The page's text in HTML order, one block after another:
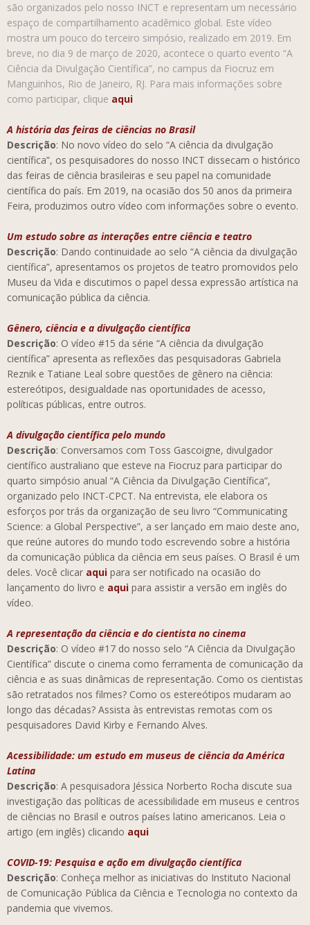
são organizados pelo nosso INCT e representam um necessário
espaço de compartilhamento acadêmico global. Este vídeo
mostra um pouco do terceiro simpósio, realizado em 2019. Em
breve, no dia 9 de março de 2020, acontece o quarto evento “A
Ciência da Divulgação Científica”, no campus da Fiocruz em
Manguinhos, Rio de Janeiro, RJ. Para mais informações sobre
como participar, clique aqui
A história das feiras de ciências no Brasil
Descrição: No novo vídeo do selo “A ciência da divulgação
científica”, os pesquisadores do nosso INCT dissecam o histórico
das feiras de ciência brasileiras e seu papel na comunidade
científica do país. Em 2019, na ocasião dos 50 anos da primeira
Feira, produzimos outro vídeo com informações sobre o evento.
Um estudo sobre as interações entre ciência e teatro
Descrição: Dando continuidade ao selo “A ciência da divulgação
científica”, apresentamos os projetos de teatro promovidos pelo
Museu da Vida e discutimos o papel dessa expressão artística na
comunicação pública da ciência.
Gênero, ciência e a divulgação científica
Descrição: O vídeo #15 da série “A ciência da divulgação
científica” apresenta as reflexões das pesquisadoras Gabriela
Reznik e Tatiane Leal sobre questões de gênero na ciência:
estereótipos, desigualdade nas oportunidades de acesso,
políticas públicas, entre outros.
A divulgação científica pelo mundo
Descrição: Conversamos com Toss Gascoigne, divulgador
científico australiano que esteve na Fiocruz para participar do
quarto simpósio anual “A Ciência da Divulgação Científica”,
organizado pelo INCT-CPCT. Na entrevista, ele elabora os
esforços por trás da organização de seu livro “Communicating
Science: a Global Perspective”, a ser lançado em maio deste ano,
que reúne autores do mundo todo escrevendo sobre a história
da comunicação pública da ciência em seus países. O Brasil é um
deles. Você clicar aqui para ser notificado na ocasião do
lançamento do livro e aqui para assistir a versão em inglês do
vídeo.
A representação da ciência e do cientista no cinema
Descrição: O vídeo #17 do nosso selo “A Ciência da Divulgação
Científica” discute o cinema como ferramenta de comunicação da
ciência e as suas dinâmicas de representação. Como os cientistas
são retratados nos filmes? Como os estereótipos mudaram ao
longo das décadas? Assista às entrevistas remotas com os
pesquisadores David Kirby e Fernando Alves.
Acessibilidade: um estudo em museus de ciência da América
Latina
Descrição: A pesquisadora Jéssica Norberto Rocha discute sua
investigação das políticas de acessibilidade em museus e centros
de ciências no Brasil e outros países latino americanos. Leia o
artigo (em inglês) clicando aqui
COVID-19: Pesquisa e ação em divulgação científica
Descrição: Conheça melhor as iniciativas do Instituto Nacional
de Comunicação Pública da Ciência e Tecnologia no contexto da
pandemia que vivemos.